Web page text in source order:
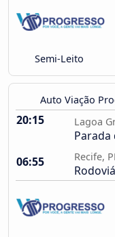
Semi-Leito
Auto Viação
20:15 Lagoa
Parada
06:55
Recife,